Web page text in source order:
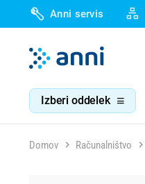
Anni servis
Izberi oddelek
Domov Računalništvo